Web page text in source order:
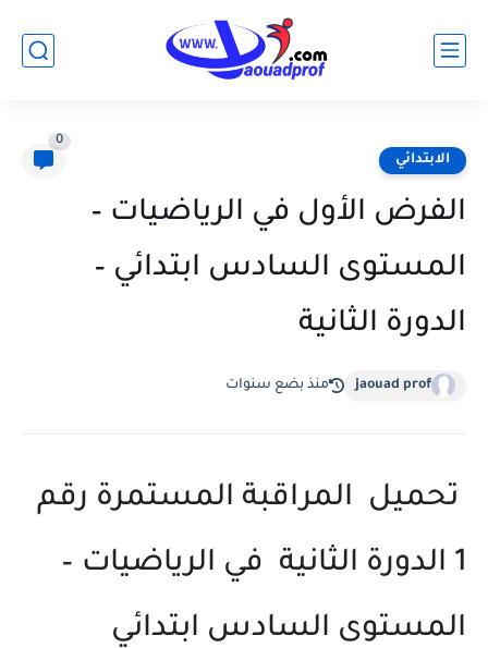
الابتدائي
0
الفرض الأول في الرياضيات –
المستوى السادس ابتدائي –
الدورة الثانية
jaouad prof منذ بضع سنوات
تحميل المراقبة المستمرة رقم
1 الدورة الثانية في الرياضيات –
المستوى السادس ابتدائي